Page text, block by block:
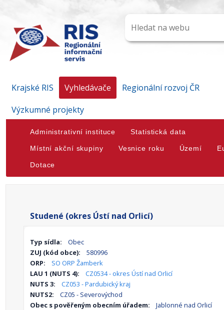
Krajské RIS Vyhledávače
Regionální rozvoj ČR
Výzkumné projekty
Administrativní instituce Statistická data
Místní akční skupiny Vesnice roku Území
Dotace
Studené (okres Ústí nad Orlicí)
Typ sídla:
Obec
ZUJ (kód obce):
580996
ORP:
SO ORP Žamberk
LAU 1 (NUTS 4):
CZ0534 - okres Ústí nad Orlicí
NUTS 3:
CZ053 - Pardubický kraj
NUTS2:
CZ05 - Severovýchod
Obec s pověřeným obecním úřadem:
Jablonné nad Orlicí